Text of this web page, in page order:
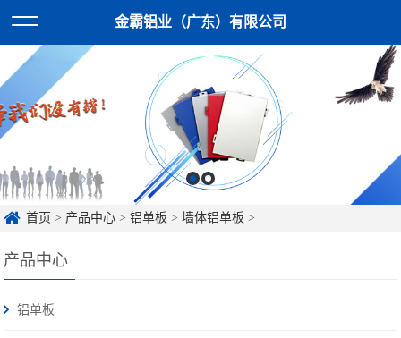
金霸铝业（广东）有限公司
首页 > 产品中心 >铝单板 >墙体铝单板 >
产品中心
铝单板